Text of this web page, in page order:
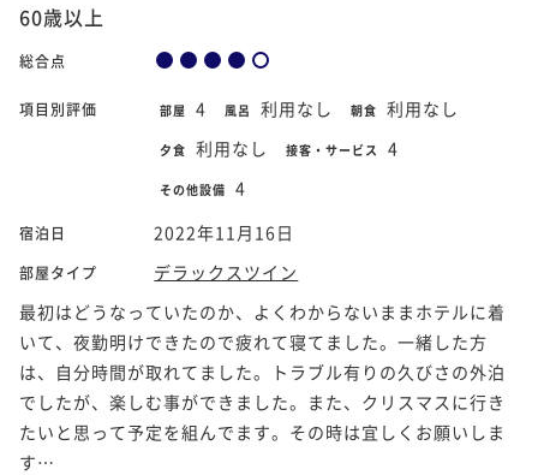
60歳以上
総合点
項目別評価 部屋 4 風呂 利用なし 朝食 利用なし
夕食 利用なし 接客・サービス 4
その他設備 4
宿泊日 2022年11月16日
部屋タイプ
デラックスツイン
最初はどうなっていたのか、よくわからないままホテルに着
いて、夜勤明けできたので疲れて寝てました。一緒した方
は、自分時間が取れてました。トラブル有りの久びさの外泊
でしたが、楽しむ事ができました。また、クリスマスに行き
たいと思って予定を組んでます。その時は宜しくお願いしま
す…